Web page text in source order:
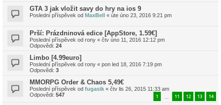
GTA 3 jak vložit savy do hry na ios 9
Poslední příspěvek od MaxBell « úte úno 23, 2016 9:21 pm
Prší: Prázdninová edice [AppStore, 1.59€]
Poslední příspěvek od rony « čtv úno 11, 2016 12:12 pm
Odpovědi: 24
Limbo [4.99euro]
Poslední příspěvek od rony « pon led 18, 2016 7:19 pm
Odpovědi: 3
MMORPG Order & Chaos 5,49€
Poslední příspěvek od fugasik « čtv lis 26, 2015 11:33 am
Odpovědi: 547 1 11 12 13 14